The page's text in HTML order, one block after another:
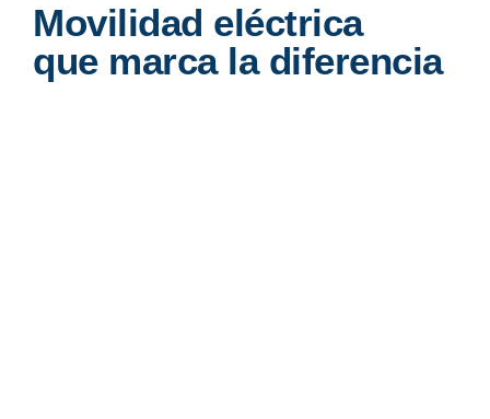
Movilidad eléctrica
que marca la diferencia